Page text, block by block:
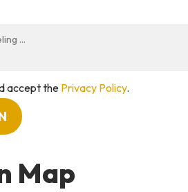
accept the Privacy Policy.
Map